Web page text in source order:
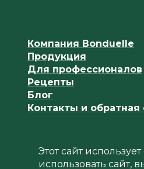
Компания Bonduelle
Продукция
Для профессионалов
Рецепты
Блог
Контакты и обратная
Этот сайт
использовать сайт,